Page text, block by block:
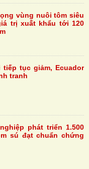
vùng nuôi tôm siêu
trị xuất khẩu tới 120
tục giảm, Ecuador
tranh
phát triển 1.500
sú đạt chuẩn chứng